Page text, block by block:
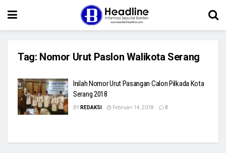
Tag: Nomor Urut Paslon Walikota Serang
Inilah Nomor Urut Pasangan Calon Pilkada Kota
Serang 2018
BY REDAKSI Februari 14, 2018 0